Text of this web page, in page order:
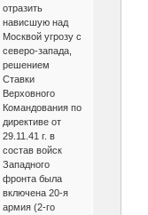
отразить
нависшую над
Москвой угрозу с
северо-запада,
решением
Ставки
Верховного
Командования по
директиве от
29.11.41 г. в
состав войск
Западного
фронта была
включена 20-я
армия (2-го